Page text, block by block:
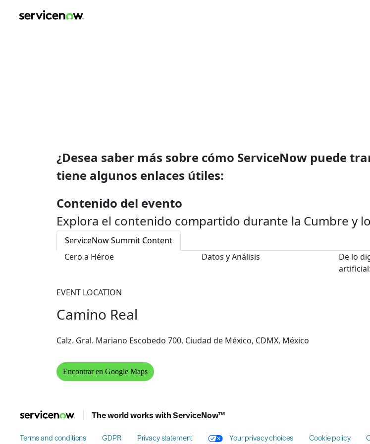
¿Desea saber más sobre cómo ServiceNow puede
tiene algunos enlaces útiles:
Contenido del evento
Explora el contenido compartido durante la Cumbre y
ServiceNow Summit Content
Cero a Héroe
Datos y Análisis
De lo
EVENT LOCATION
Camino Real
Calz. Gral. Mariano Escobedo 700, Ciudad de México, CDMX, México
Encontrar en Google Maps
The world works with ServiceNow™
Terms and conditions GDPR Privacy statement Your privacy choices Cookie policy